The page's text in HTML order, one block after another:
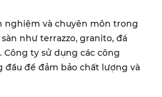
nghiệm và chuyên môn trong
như terrazzo, granito, đá
Công ty sử dụng các công
đầu để đảm bảo chất lượng và